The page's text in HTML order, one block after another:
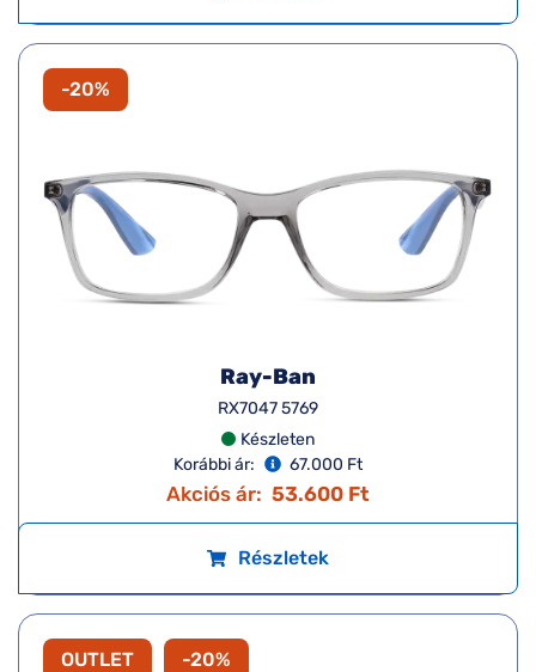
-20%
Ray-Ban
RX7047 5769
Készleten
Korábbi ár:
67.000 Ft
Akciós ár: 53.600 Ft
Részletek
OUTLET -20%